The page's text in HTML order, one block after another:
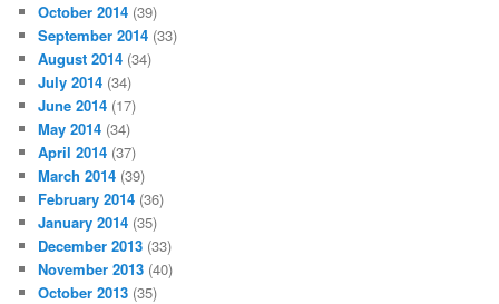
October 2014 (39)
September 2014 (33)
August 2014 (34)
July 2014 (34)
June 2014 (17)
May 2014 (34)
April 2014 (37)
March 2014 (39)
February 2014 (36)
January 2014 (35)
December 2013 (33)
November 2013 (40)
October 2013 (35)